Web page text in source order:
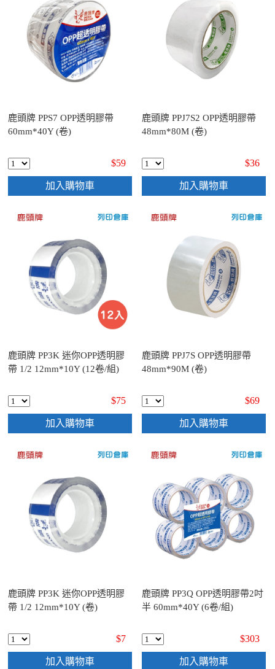
鹿頭牌 PPS7 OPP透明膠帶
60mm*40Y (卷)
$59
加入購物車
鹿頭牌 PPJ7S2 OPP透明膠帶
48mm*80M (卷)
$36
加入購物車
鹿頭牌 PP3K 迷你OPP透明膠
帶 1/2 12mm*10Y (12卷/組)
$75
加入購物車
鹿頭牌 PPJ7S OPP透明膠帶
48mm*90M (卷)
$69
加入購物車
鹿頭牌 PP3K 迷你OPP透明膠
帶 1/2 12mm*10Y (卷)
$7
加入購物車
鹿頭牌 PP3Q OPP透明膠帶2吋
半 60mm*40Y (6卷/組)
$303
加入購物車